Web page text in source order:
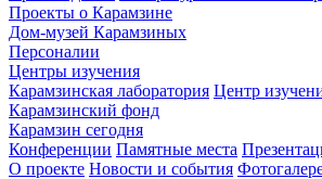
Проекты о Карамзине
Дом-музей Карамзиных
Персоналии
Центры изучения
Карамзинская лаборатория Центр
Карамзинский фонд
Карамзин сегодня
Конференции Памятные места
О проекте Новости и события